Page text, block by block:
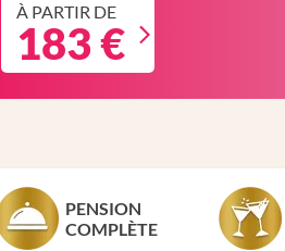
À PARTIR DE
183 €
PENSION
COMPLÈTE